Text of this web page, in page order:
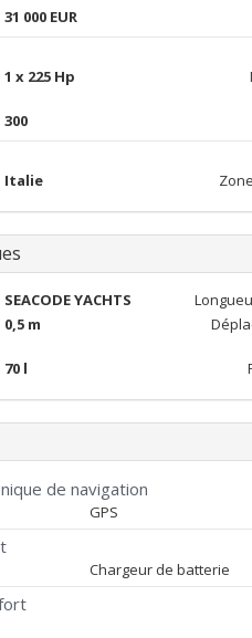
31 000 EUR
1 x 225 Hp
300
Italie
SEACODE YACHTS
0,5 m
70 l
de navigation
GPS
Chargeur de batterie